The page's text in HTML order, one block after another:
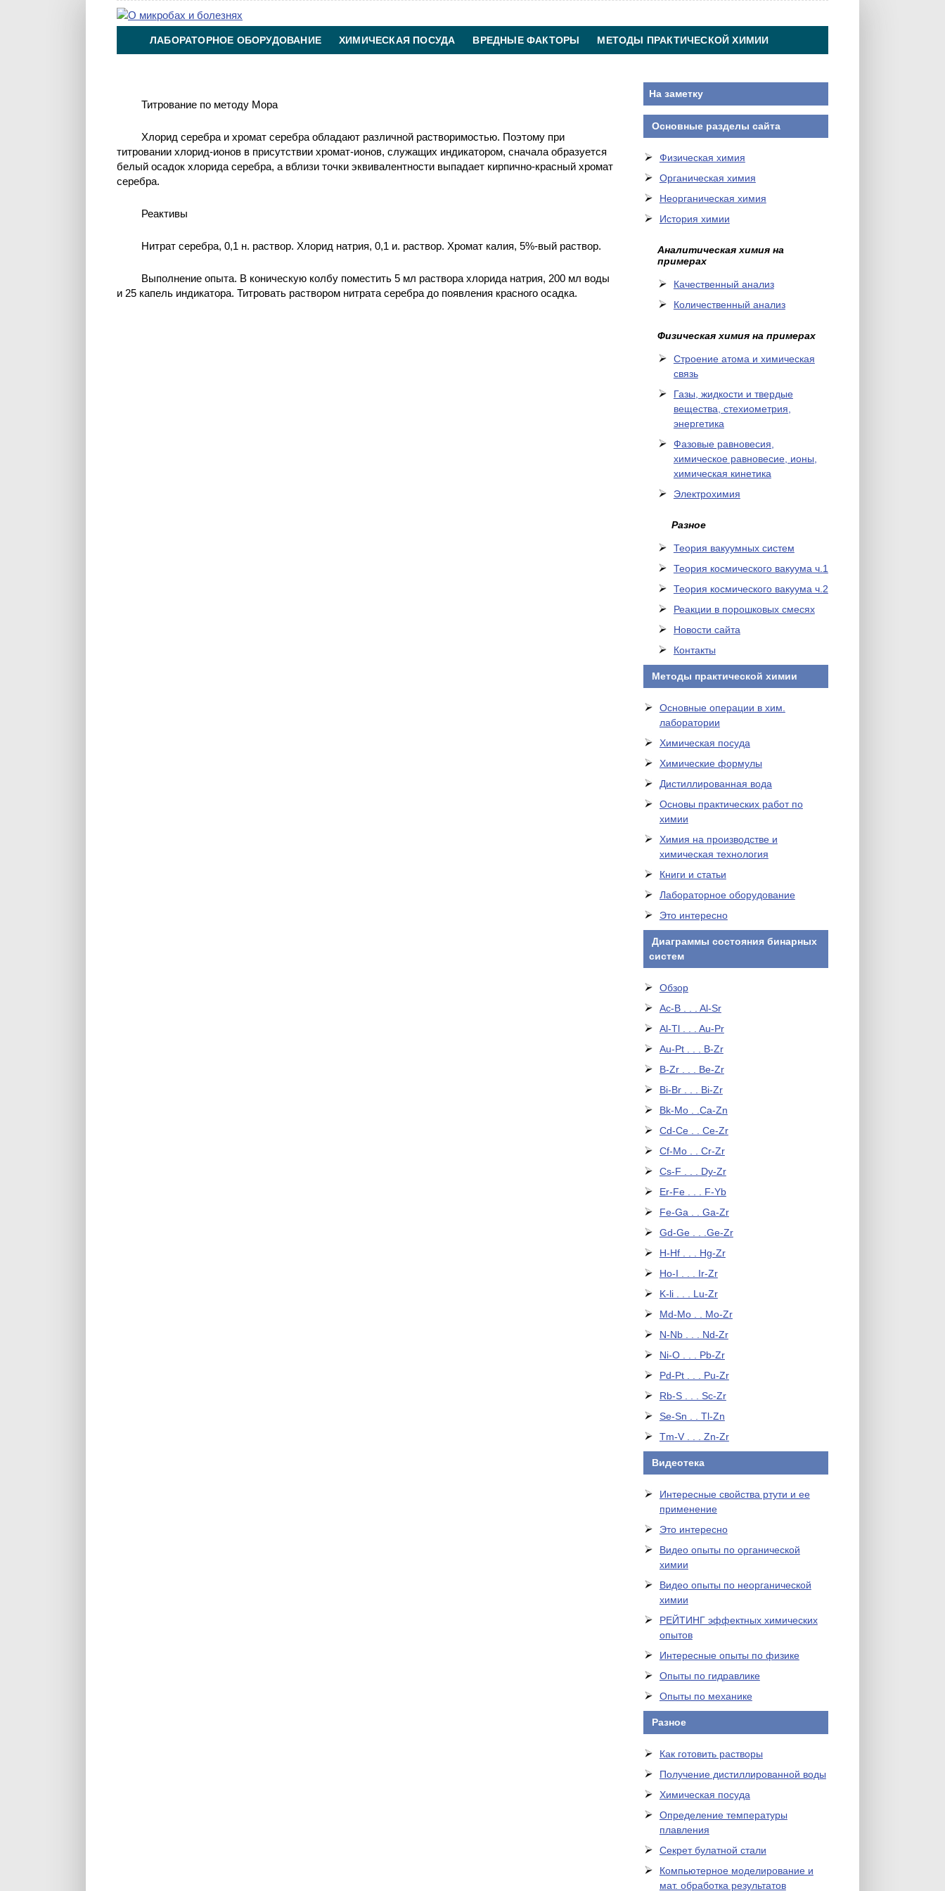
ЛАБОРАТОРНОЕ ОБОРУДОВАНИЕ ХИМИЧЕСКАЯ ПОСУДА ВРЕДНЫЕ ФАКТОРЫ МЕТОДЫ ПРАКТИЧЕСКОЙ ХИМИИ
Титрование по методу Мора
Хлорид серебра и хромат серебра обладают различной растворимостью. Поэтому при
титровании хлорид-ионов в присутствии хромат-ионов, служащих индикатором, сначала образуется
белый осадок хлорида серебра, а вблизи точки эквивалентности выпадает кирпично-красный хромат
серебра.
Реактивы
Нитрат серебра, 0,1 н. раствор. Хлорид натрия, 0,1 и. раствор. Хромат калия, 5%-вый раствор.
Выполнение опыта. В коническую колбу поместить 5 мл раствора хлорида натрия, 200 мл воды
и 25 капель индикатора. Титровать раствором нитрата серебра до появления красного осадка.
На заметку
Основные разделы сайта
Физическая химия
Органическая химия
Неорганическая химия
История химии
Аналитическая химия на
примерах
Качественный анализ
Количественный анализ
Физическая химия на примерах
Cтроение атома и химическая
связь
Газы, жидкости и твердые
вещества, стехиометрия,
энергетика
Фазовые равновесия,
химическое равновесие, ионы,
химическая кинетика
Электрохимия
Разное
Теория вакуумных систем
Теория космического вакуума ч.1
Теория космического вакуума ч.2
Реакции в порошковых смесях
Новости сайта
Контакты
Методы практической химии
Основные операции в хим.
лаборатории
Химическая посуда
Химические формулы
Дистиллированная вода
Основы практических работ по
химии
Химия на производстве и
химическая технология
Книги и статьи
Лабораторное оборудование
Это интересно
Диаграммы состояния бинарных
систем
Обзор
Ac-B . . . Al-Sr
Al-Tl . . . Au-Pr
Au-Pt . . . B-Zr
B-Zr . . . Be-Zr
Bi-Br . . . Bi-Zr
Bk-Mo . .Ca-Zn
Cd-Ce . . Ce-Zr
Cf-Mo . . Cr-Zr
Cs-F . . . Dy-Zr
Er-Fe . . . F-Yb
Fe-Ga . . Ga-Zr
Gd-Ge . . .Ge-Zr
H-Hf . . . Hg-Zr
Ho-I . . . Ir-Zr
K-li . . . Lu-Zr
Md-Mo . . Mo-Zr
N-Nb . . . Nd-Zr
Ni-O . . . Pb-Zr
Pd-Pt . . . Pu-Zr
Rb-S . . . Sc-Zr
Se-Sn . . Tl-Zn
Tm-V . . . Zn-Zr
Видеотека
Интересные свойства ртути и ее
применение
Это интересно
Видео опыты по органической
химии
Видео опыты по неорганической
химии
РЕЙТИНГ эффектных химических
опытов
Интересные опыты по физике
Опыты по гидравлике
Опыты по механике
Разное
Как готовить растворы
Получение дистиллированной воды
Химическая посуда
Определение температуры
плавления
Секрет булатной стали
Компьютерное моделирование и
мат. обработка результатов